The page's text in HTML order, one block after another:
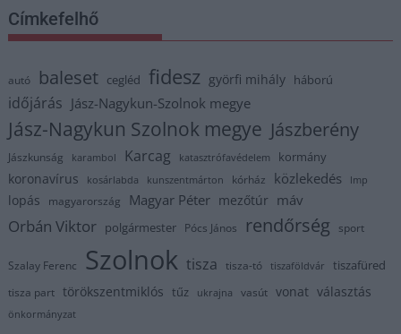
Címkefelhő
autó baleset cegléd fidesz györfi mihály háború
időjárás Jász-Nagykun-Szolnok megye
Jász-Nagykun Szolnok megye Jászberény
Jászkunság karambol Karcag katasztrófavédelem kormány
koronavírus kosárlabda kunszentmárton kórház közlekedés lmp
lopás magyarország Magyar Péter mezőtúr máv
Orbán Viktor polgármester Pócs János rendőrség sport
Szalay Ferenc Szolnok tisza tisza-tó tiszaföldvár tiszafüred
tisza part törökszentmiklós tűz ukrajna vasút vonat választás
önkormányzat